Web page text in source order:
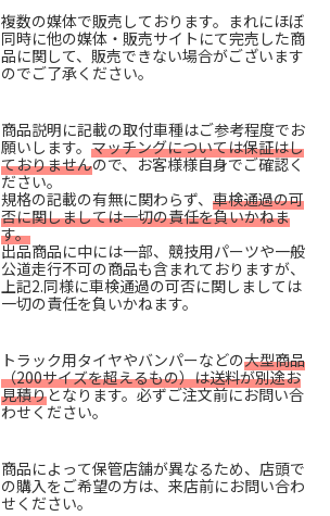
複数の媒体で販売しております。まれにほぼ
同時に他の媒体・販売サイトにて完売した商
品に関して、販売できない場合がございます
のでご了承ください。
商品説明に記載の取付車種はご参考程度でお
願いします。 マッチングについては保証はし
ておりませんので、お客様様自身でご確認く
ださい。
規格の記載の有無に関わらず、 車検通過の可
否に関しましては一切の責任を負いかねま
す。
出品商品に中には一部、競技用パーツや一般
公道走行不可の商品も含まれておりますが、
上記2.同様に車検通過の可否に関しましては
一切の責任を負いかねます。
トラック用タイヤやバンパーなどの大型商品
（200サイズを超えるもの）は送料が別途お
見積りとなります。必ずご注文前にお問い合
わせください。
商品によって保管店舗が異なるため、店頭で
の購入をご希望の方は、来店前にお問い合わ
せください。